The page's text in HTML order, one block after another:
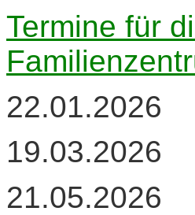
Termine für
22.01.2026
19.03.2026
21.05.2026